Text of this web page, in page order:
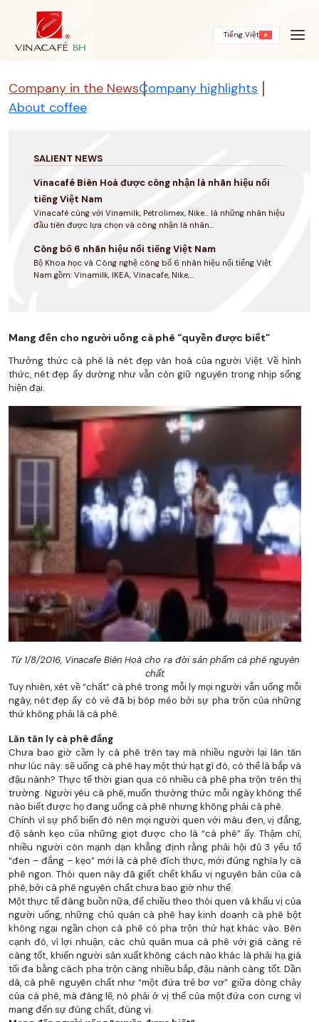
Tiếng Việt
Company in the NewsCompany highlights
About coffee
SALIENT NEWS
Vinacafé Biên Hoà được công nhận là nhãn hiệu nổi
tiếng Việt Nam
Vinacafé cùng với Vinamilk, Petrolimex, Nike... là những nhãn hiệu
đầu tiên được lựa chọn và công nhận là nhãn...
Công bố 6 nhãn hiệu nổi tiếng Việt Nam
Bộ Khoa học và Công nghệ công bố 6 nhãn hiệu nổi tiếng Việt
Nam gồm: Vinamilk, IKEA, Vinacafe, Nike,...
Mang đến cho người uống cà phê “quyền được biết”
Thưởng thức cà phê là nét đẹp văn hoá của người Việt. Về hình
thức, nét đẹp ấy dường như vẫn còn giữ nguyên trong nhịp sống
hiện đại.
Từ 1/8/2016, Vinacafe Biên Hoà cho ra đời sản phẩm cà phê nguyên
chất
Tuy nhiên, xét về “chất” cà phê trong mỗi ly mọi người vẫn uống mỗi
ngày, nét đẹp ấy có vẻ đã bị bóp méo bởi sự pha trộn của những
thứ không phải là cà phê.
Lăn tăn ly cà phê đắng
Chưa bao giờ cầm ly cà phê trên tay mà nhiều người lại lăn tăn
như lúc này: sẽ uống cà phê hay một thứ hạt gì đó, có thể là bắp và
đậu nành? Thực tế thời gian qua có nhiều cà phê pha trộn trên thị
trường. Người yêu cà phê, muốn thưởng thức mỗi ngày không thể
nào biết được họ đang uống cà phê nhưng không phải cà phê.
Chính vì sự phổ biến đó nên mọi người quen với màu đen, vị đắng,
độ sánh kẹo của những giọt được cho là “cà phê” ấy. Thậm chí,
nhiều người còn mạnh dạn khẳng định rằng phải hội đủ 3 yếu tố
“đen – đắng – kẹo” mới là cà phê đích thực, mới đúng nghĩa ly cà
phê ngon. Thói quen này đã giết chết khẩu vị nguyên bản của cà
phê, bởi cà phê nguyên chất chưa bao giờ như thế.
Một thực tế đáng buồn nữa, để chiều theo thói quen và khẩu vị của
người uống, những chủ quán cà phê hay kinh doanh cà phê bột
không ngại ngần chọn cà phê có pha trộn thứ hạt khác vào. Bên
cạnh đó, vì lợi nhuận, các chủ quán mua cà phê với giá càng rẻ
càng tốt, khiến người sản xuất không cách nào khác là phải hạ giá
tối đa bằng cách pha trộn càng nhiều bắp, đậu nành càng tốt. Dần
dà, cà phê nguyên chất như “một đứa trẻ bơ vơ” giữa dòng chảy
của cà phê, mà đáng lẽ, nó phải ở vị thế của một đứa con cưng vì
mang đến sự đúng chất, đúng vị.